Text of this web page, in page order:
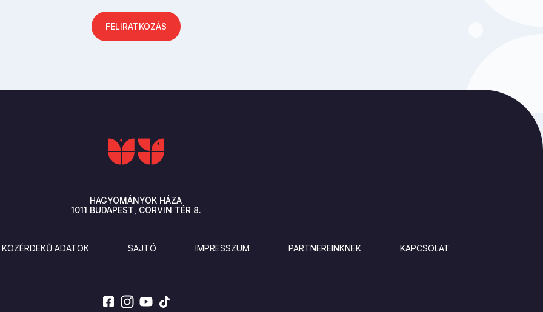
FELIRATKOZÁS
HAGYOMÁNYOK HÁZA
1011 BUDAPEST CORVIN TÉR 8.
KÖZÉRDEKŰ ADATOK SAJTÓ IMPRESSZUM PARTNEREINKNEK KAPCSOLAT